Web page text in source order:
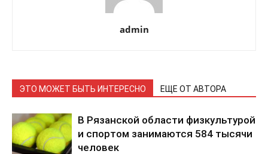
admin
ЭТО МОЖЕТ БЫТЬ ИНТЕРЕСНО ЕЩЕ ОТ АВТОРА
В Рязанской области физкультурой
и спортом занимаются 584 тысячи
человек